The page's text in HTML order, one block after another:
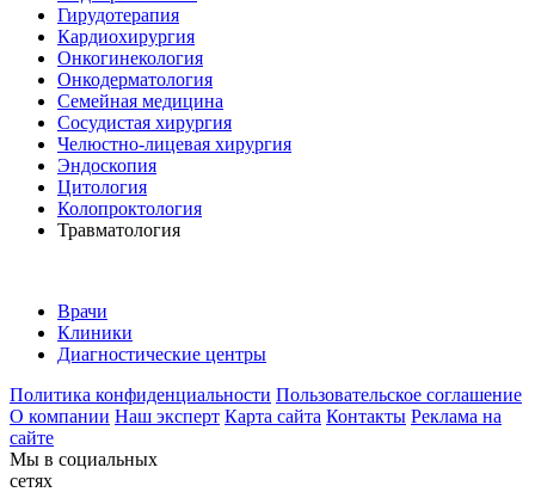
Гирудотерапия
Кардиохирургия
Онкогинекология
Онкодерматология
Семейная медицина
Сосудистая хирургия
Челюстно-лицевая хирургия
Эндоскопия
Цитология
Колопроктология
Травматология
Врачи
Клиники
Диагностические центры
Политика конфиденциальности Пользовательское соглашение
О компании Наш эксперт Карта сайта Контакты Реклама на
сайте
Мы в социальных
сетях